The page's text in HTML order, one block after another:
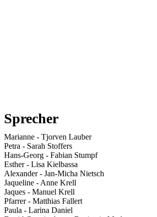
Sprecher
Marianne - Tjorven Lauber
Petra - Sarah Stoffers
Hans-Georg - Fabian Stumpf
Esther- Lisa Kielbassa
Alexander- Jan-Micha Nietsch
Jaqueline - Anne Krell
Jaques - Manuel Krell
Pfarrer- Matthias Fallert
Paula - Larina Daniel